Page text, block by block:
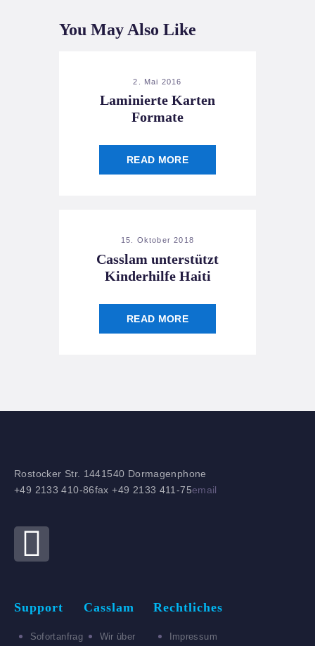
You May Also Like
2. Mai 2016
Laminierte Karten
Formate
READ MORE
15. Oktober 2018
Casslam unterstützt
Kinderhilfe Haiti
READ MORE
Rostocker Str. 1441540 Dormagenphone
+49 2133 410-86fax +49 2133 411-75email
Support
Sofortanfrag
Casslam
Wir über
Rechtliches
Impressum